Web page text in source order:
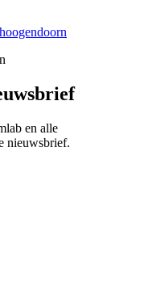
en alle
nieuwsbrief.